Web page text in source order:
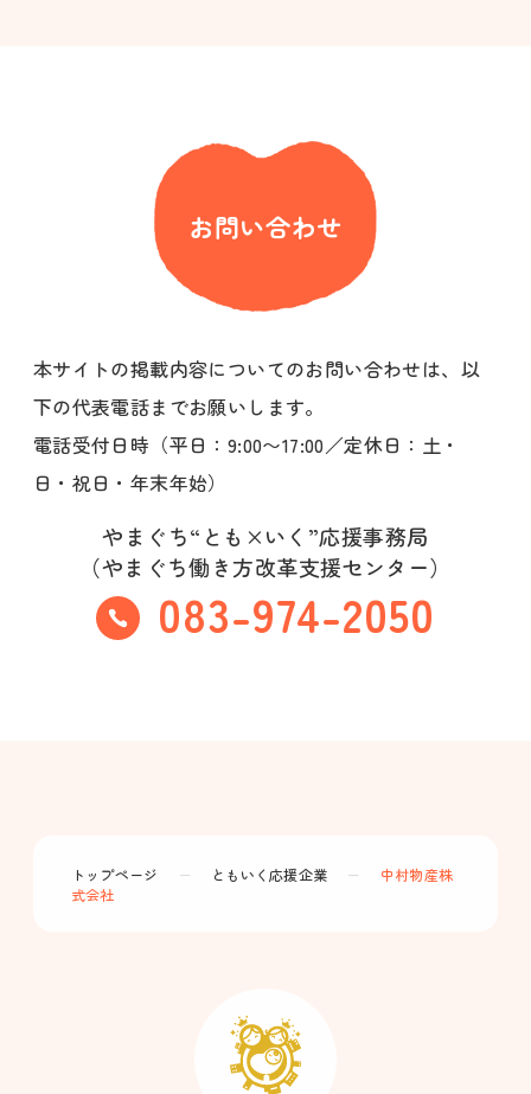
お問い合わせ
本サイトの掲載内容についてのお問い合わせは、以
下の代表電話までお願いします。
電話受付日時（平日：9:00〜17:00／定休日：土・
日・祝日・年末年始）
やまぐち“とも×いく”応援事務局
（やまぐち働き方改革支援センター）
083-974-2050
トップページ ー ともいく応援企業 ー
中村物産株
式会社